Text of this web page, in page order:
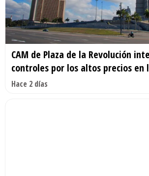
CAM de Plaza de la Revolución
controles por los altos precios en
Hace 2 días